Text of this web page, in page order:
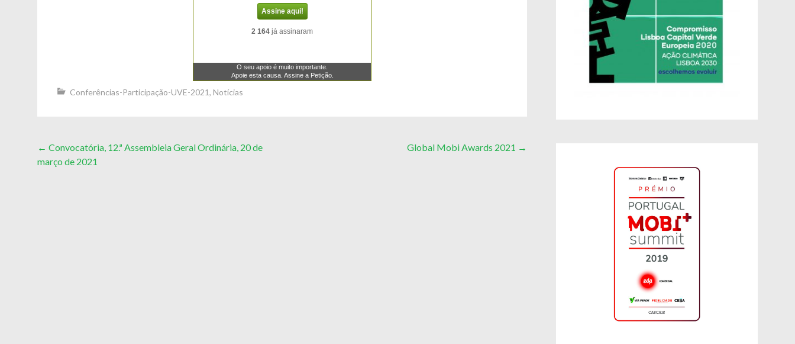
Conferências-Participação-UVE-2021, Notícias
Post
navigation
← Convocatória, 12.ª Assembleia Geral Ordinária, 20 de
março de 2021
Global Mobi Awards 2021 →